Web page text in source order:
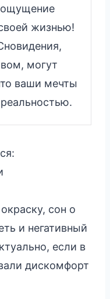
ощущение
жизнью!
могут
ваши мечты
реальностью.
сон о
и негативный
если в
дискомфорт